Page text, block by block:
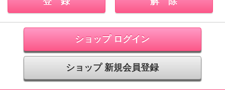
ショップ ログイン
ショップ 新規会員登録